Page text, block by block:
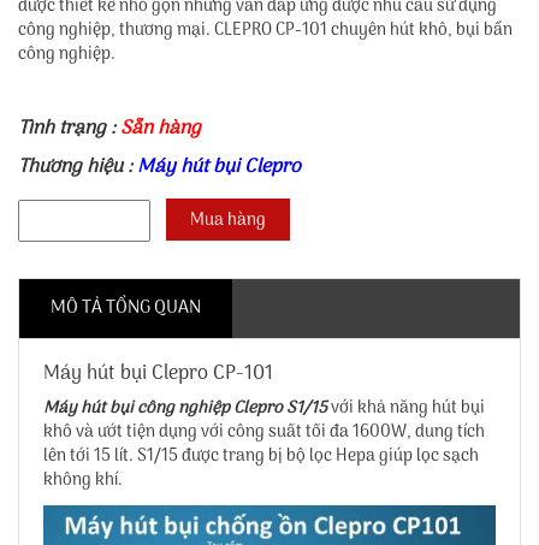
được thiết kế nhỏ gọn nhưng vẫn đáp ứng được nhu cầu sử dụng
công nghiệp, thương mại. CLEPRO CP-101 chuyên hút khô, bụi bẩn
công nghiệp.
Tình trạng :Sẵn hàng
Thương hiệu :Máy hút bụi Clepro
MÔ TẢ TỔNG QUAN
Máy hút bụi Clepro CP-101
Máy hút bụi công nghiệp Clepro S1/15với khả năng hút bụi
khô và ướt tiện dụng với công suất tối đa 1600W, dung tích
lên tới 15 lít. S1/15 được trang bị bộ lọc Hepa giúp lọc sạch
không khí.